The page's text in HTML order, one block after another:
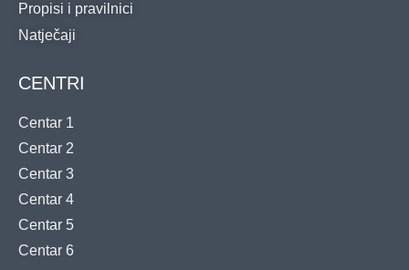
Propisi i pravilnici
Natječaji
CENTRI
Centar 1
Centar 2
Centar 3
Centar 4
Centar 5
Centar 6